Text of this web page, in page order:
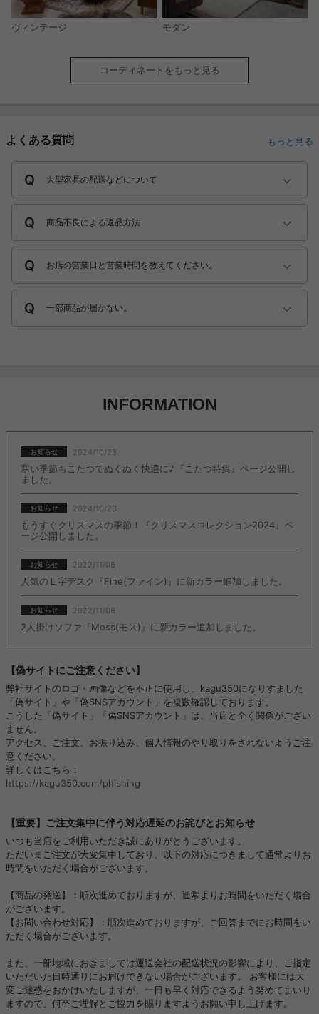
ヴィンテージ モダン
コーディネートをもっと見る
よくある質問 もっと見る
大型家具の配送などについて
商品不良による返品方法
お店の営業日と営業時間を教えてください。
一部商品が届かない。
INFORMATION
お知らせ 2024/10/23
寒い季節もこたつでぬくぬく快適に♪『こたつ特集』ページ公開し
ました。
お知らせ 2024/10/23
もうすぐクリスマスの季節！『クリスマスコレクション2024』ペ
ージ公開しました。
お知らせ 2022/11/08
人気のＬ字デスク『Fine(ファイン)』に新カラー追加しました。
お知らせ 2022/11/08
2人掛けソファ『Moss(モス)』に新カラー追加しました。
【偽サイトにご注意ください】
弊社サイトのロゴ・画像などを不正に使用し、kagu350になりすました
「偽サイト」や「偽SNSアカウント」を複数確認しております。
こうした「偽サイト」「偽SNSアカウント」は、当店と全く関係がござい
ません。
アクセス、ご注文、お振り込み、個人情報のやり取りをされないようご注
意ください。
詳しくはこちら：
https://kagu350.com/phishing
【重要】ご注文集中に伴う対応遅延のお詫びとお知らせ
いつも当店をご利用いただき誠にありがとうございます。
ただいまご注文が大変集中しており、以下の対応につきまして通常よりお
時間をいただく場合がございます。
【商品の発送】：順次進めておりますが、通常よりお時間をいただく場合
がございます。
【お問い合わせ対応】：順次進めておりますが、ご回答までにお時間をい
ただく場合がございます。
また、一部地域におきましては運送会社の配送状況の影響により、ご指定
いただいた日時通りにお届けできない場合がございます。 お客様には大
変ご迷惑をおかけいたしますが、一日も早く対応できるよう努めてまいり
ますので、何卒ご理解とご協力を賜りますようお願い申し上げます。